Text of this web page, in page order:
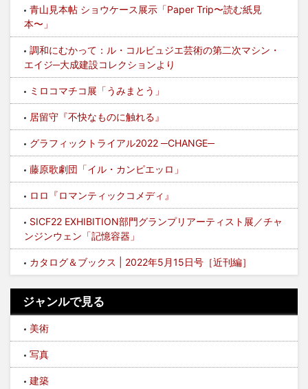
青山見本帖 ショウケース展示「Paper Trip〜読む紙見
本〜」
調和にむかって：ル・コルビュジエ芸術の第二次マシン・
エイジ─大成建設コレクションより
ミロコマチコ展「うみまとう」
居留守『不快なものに触れる』
グラフィックトライアル2022 ─CHANGE─
藤原歌劇団「イル・カンピエッロ」
ロロ『ロマンティックコメディ』
SICF22 EXHIBITION部門グランプリアーティスト展／チャ
ンジンウェン「記憶容器」
カタログ＆ブックス | 2022年5月15日号［近刊編］
ジャンルで見る
美術
写真
建築